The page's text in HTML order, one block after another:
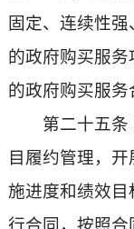
固定、连续性
的政府购买服
的政府购买服务
第二十五条
目履约管理，
施进度和绩效
行合同，按照合